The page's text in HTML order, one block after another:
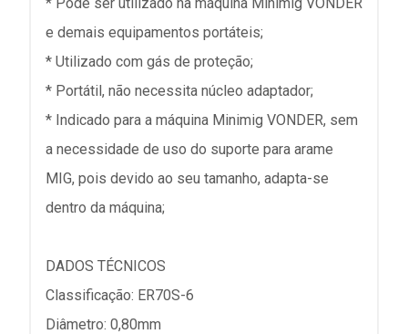
e demais equipamentos portáteis;
* Utilizado com gás de proteção;
* Portátil, não necessita núcleo adaptador;
* Indicado para a máquina Minimig VONDER, sem
a necessidade de uso do suporte para arame
MIG, pois devido ao seu tamanho, adapta-se
dentro da máquina;
DADOS TÉCNICOS
Classificação: ER70S-6
Diâmetro: 0,80mm